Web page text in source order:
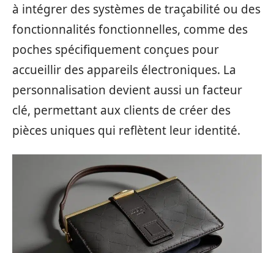
à intégrer des systèmes de traçabilité ou des
fonctionnalités fonctionnelles, comme des
poches spécifiquement conçues pour
accueillir des appareils électroniques. La
personnalisation devient aussi un facteur
clé, permettant aux clients de créer des
pièces uniques qui reflètent leur identité.